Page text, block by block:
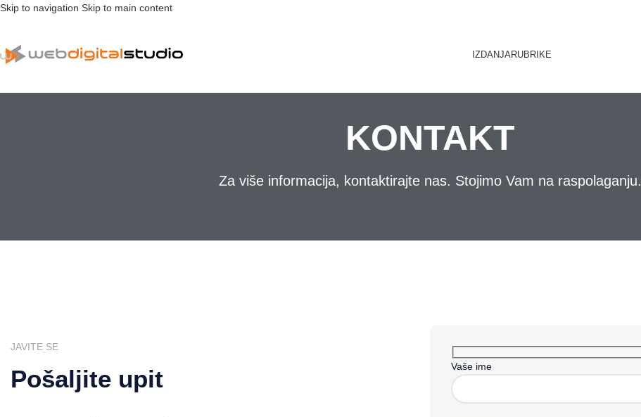
Skip to navigation Skip to main content
IZDANJARUBRIKE
KONTAKT
Za više informacija, kontaktirajte nas. Stojimo Vam na raspolaganju.
JAVITE SE
Pošaljite upit Vaše ime